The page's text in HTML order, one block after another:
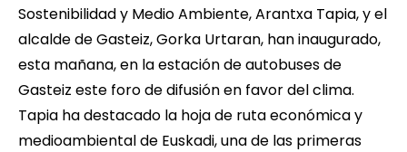
Sostenibilidad y Medio Ambiente, Arantxa Tapia, y el
alcalde de Gasteiz, Gorka Urtaran, han inaugurado,
esta mañana, en la estación de autobuses de
Gasteiz este foro de difusión en favor del clima.
Tapia ha destacado la hoja de ruta económica y
medioambiental de Euskadi, una de las primeras